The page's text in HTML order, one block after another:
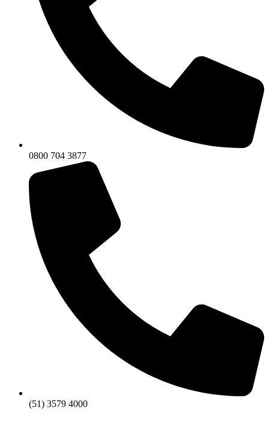
0800 704 3877
(51) 3579 4000